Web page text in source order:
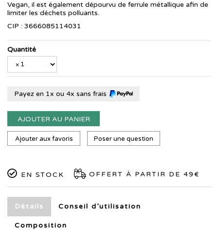
Vegan, il est également dépourvu de ferrule métallique afin de
limiter les déchets polluants.
CIP : 3666085114031
Quantité
Payez en 1x ou 4x sans frais
AJOUTER AU PANIER
Ajouter aux favoris Poser une question
EN STOCK OFFERT À PARTIR DE 49€
Détails Conseil d’utilisation
Composition